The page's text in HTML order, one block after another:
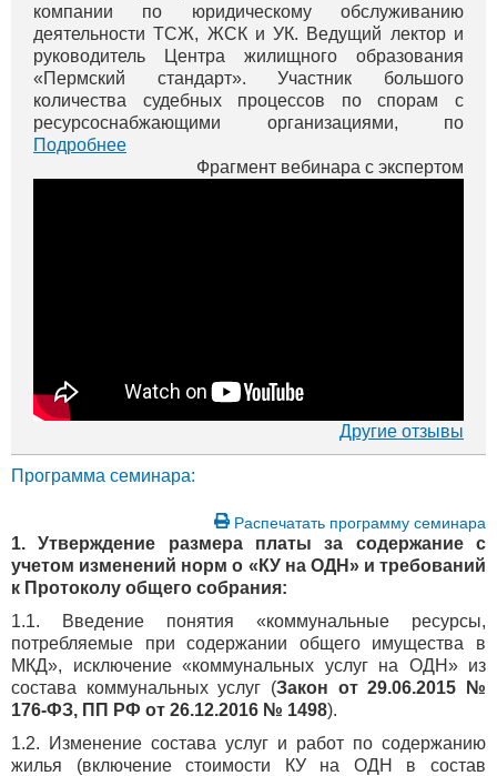
компании по юридическому обслуживанию
деятельности ТСЖ, ЖСК и УК. Ведущий лектор и
руководитель Центра жилищного образования
«Пермский стандарт». Участник большого
количества судебных процессов по спорам с
ресурсоснабжающими организациями, по
оспариванию монопольного сговора тепловиков в
г. Перми. Вы можете просмотреть бесплатные вид...
Подробнее
Фрагмент вебинара с экспертом
Другие отзывы
Программа семинара:
Распечатать программу семинара
1. Утверждение размера платы за содержание с
учетом изменений норм о «КУ на ОДН» и требований
к Протоколу общего собрания:
1.1. Введение понятия «коммунальные ресурсы,
потребляемые при содержании общего имущества в
МКД», исключение «коммунальных услуг на ОДН» из
состава коммунальных услуг (Закон от 29.06.2015 №
176-ФЗ, ПП РФ от 26.12.2016 № 1498).
1.2. Изменение состава услуг и работ по содержанию
жилья (включение стоимости КУ на ОДН в состав